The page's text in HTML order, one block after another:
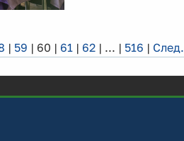
| 59 | 60 | 61 | 62 | ... | 516 | След.